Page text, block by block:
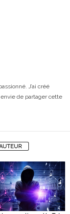
J’ai créé
de partager cette